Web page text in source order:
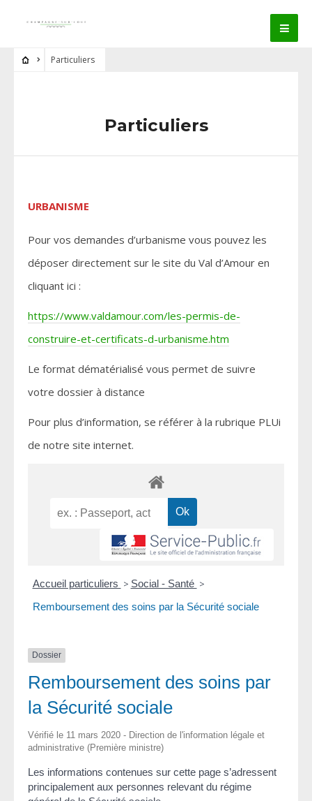
Particuliers
Particuliers
URBANISME
Pour vos demandes d’urbanisme vous pouvez les
déposer directement sur le site du Val d’Amour en
cliquant ici :
https://www.valdamour.com/les-permis-de-
construire-et-certificats-d-urbanisme.htm
Le format dématérialisé vous permet de suivre
votre dossier à distance
Pour plus d’information, se référer à la rubrique PLUi
de notre site internet.
Accueil particuliers > Social - Santé >
Remboursement des soins par la Sécurité sociale
Dossier
Remboursement des soins par
la Sécurité sociale
Vérifié le 11 mars 2020 - Direction de l'information légale et
administrative (Première ministre)
Les informations contenues sur cette page s’adressent
principalement aux personnes relevant du régime